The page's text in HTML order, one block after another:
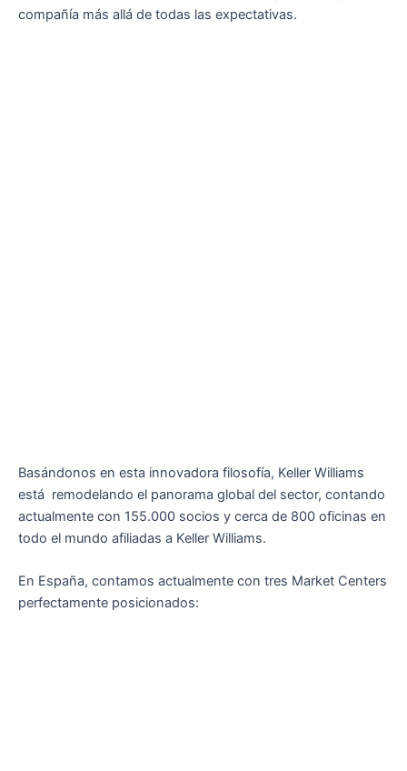
compañía más allá de todas las expectativas.
Basándonos en esta innovadora filosofía, Keller Williams
está remodelando el panorama global del sector, contando
actualmente con 155.000 socios y cerca de 800 oficinas en
todo el mundo afiliadas a Keller Williams.
En España, contamos actualmente con tres Market Centers
perfectamente posicionados: